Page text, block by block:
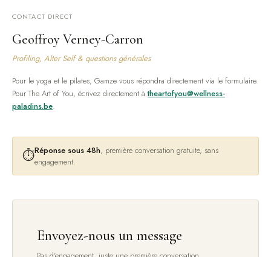
CONTACT DIRECT
Geoffroy Verney-Carron
Profiling, Alter Self & questions générales
Pour le yoga et le pilates, Gamze vous répondra directement via le formulaire.
Pour The Art of You, écrivez directement àtheartofyou@wellness-
paladins.be.
⏱Réponse sous 48h, première conversation gratuite, sans
engagement.
Envoyez-nous un message